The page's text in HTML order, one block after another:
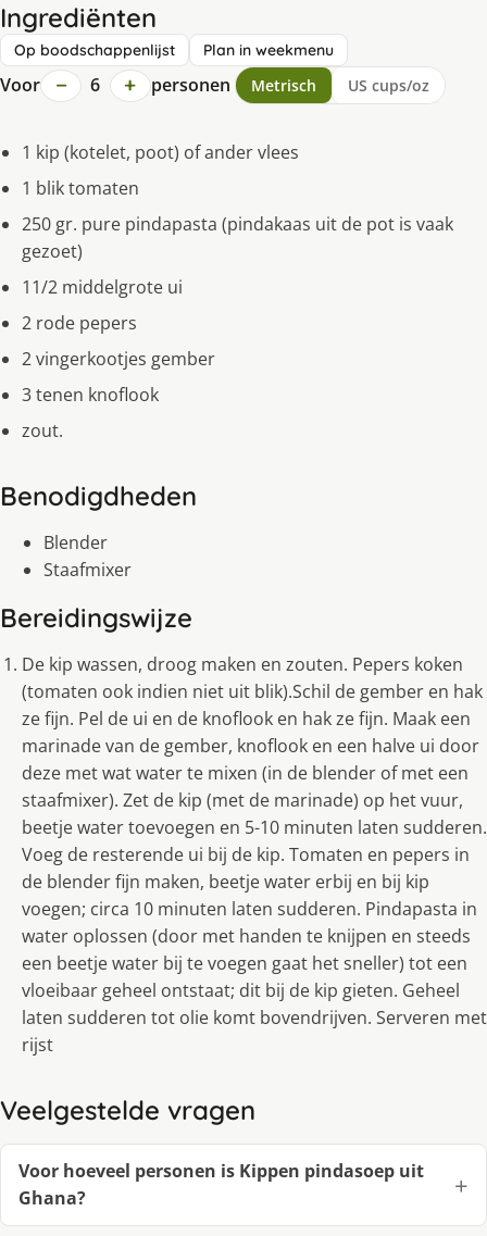
Ingrediënten
Op boodschappenlijst Plan in weekmenu
Voor − 6 + personen Metrisch US cups/oz
1 kip (kotelet, poot) of ander vlees
1 blik tomaten
250 gr. pure pindapasta (pindakaas uit de pot is vaak
gezoet)
11/2 middelgrote ui
2 rode pepers
2 vingerkootjes gember
3 tenen knoflook
zout.
Benodigdheden
Blender
Staafmixer
Bereidingswijze
De kip wassen, droog maken en zouten. Pepers koken
(tomaten ook indien niet uit blik).Schil de gember en hak
ze fijn. Pel de ui en de knoflook en hak ze fijn. Maak een
marinade van de gember, knoflook en een halve ui door
deze met wat water te mixen (in de blender of met een
staafmixer). Zet de kip (met de marinade) op het vuur,
beetje water toevoegen en 5-10 minuten laten sudderen.
Voeg de resterende ui bij de kip. Tomaten en pepers in
de blender fijn maken, beetje water erbij en bij kip
voegen; circa 10 minuten laten sudderen. Pindapasta in
water oplossen (door met handen te knijpen en steeds
een beetje water bij te voegen gaat het sneller) tot een
vloeibaar geheel ontstaat; dit bij de kip gieten. Geheel
laten sudderen tot olie komt bovendrijven. Serveren met
rijst
Veelgestelde vragen
Voor hoeveel personen is Kippen pindasoep uit
Ghana?